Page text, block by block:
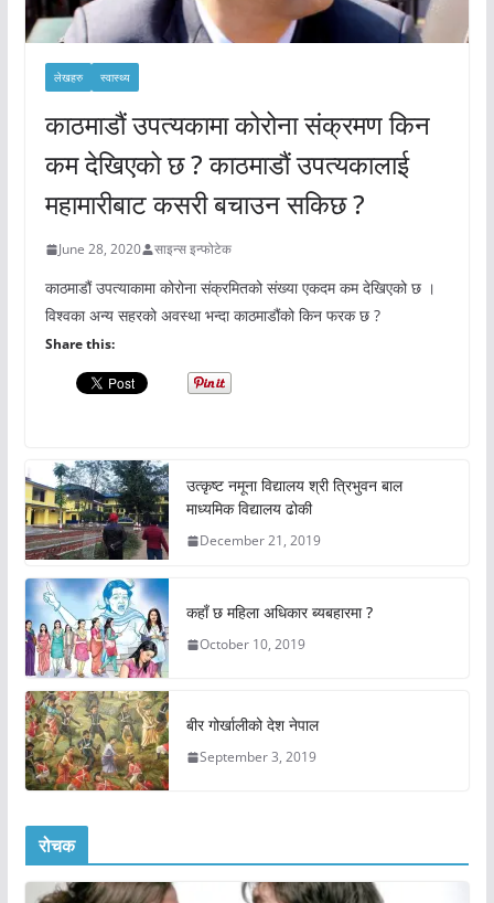
लेखहरु स्वास्थ्य
काठमाडौं उपत्यकामा कोरोना संक्रमण किन
कम देखिएको छ ? काठमाडौं उपत्यकालाई
महामारीबाट कसरी बचाउन सकिछ ?
June 28, 2020 साइन्स इन्फोटेक
काठमाडौं उपत्याकामा कोरोना संक्रमितको संख्या एकदम कम देखिएको छ ।
विश्वका अन्य सहरको अवस्था भन्दा काठमाडौंको किन फरक छ ?
Share this:
उत्कृष्ट नमूना विद्यालय श्री त्रिभुवन बाल
माध्यमिक विद्यालय ढोकी
December 21, 2019
कहाँ छ महिला अधिकार ब्यबहारमा ?
October 10, 2019
बीर गोर्खालीको देश नेपाल
September 3, 2019
रोचक